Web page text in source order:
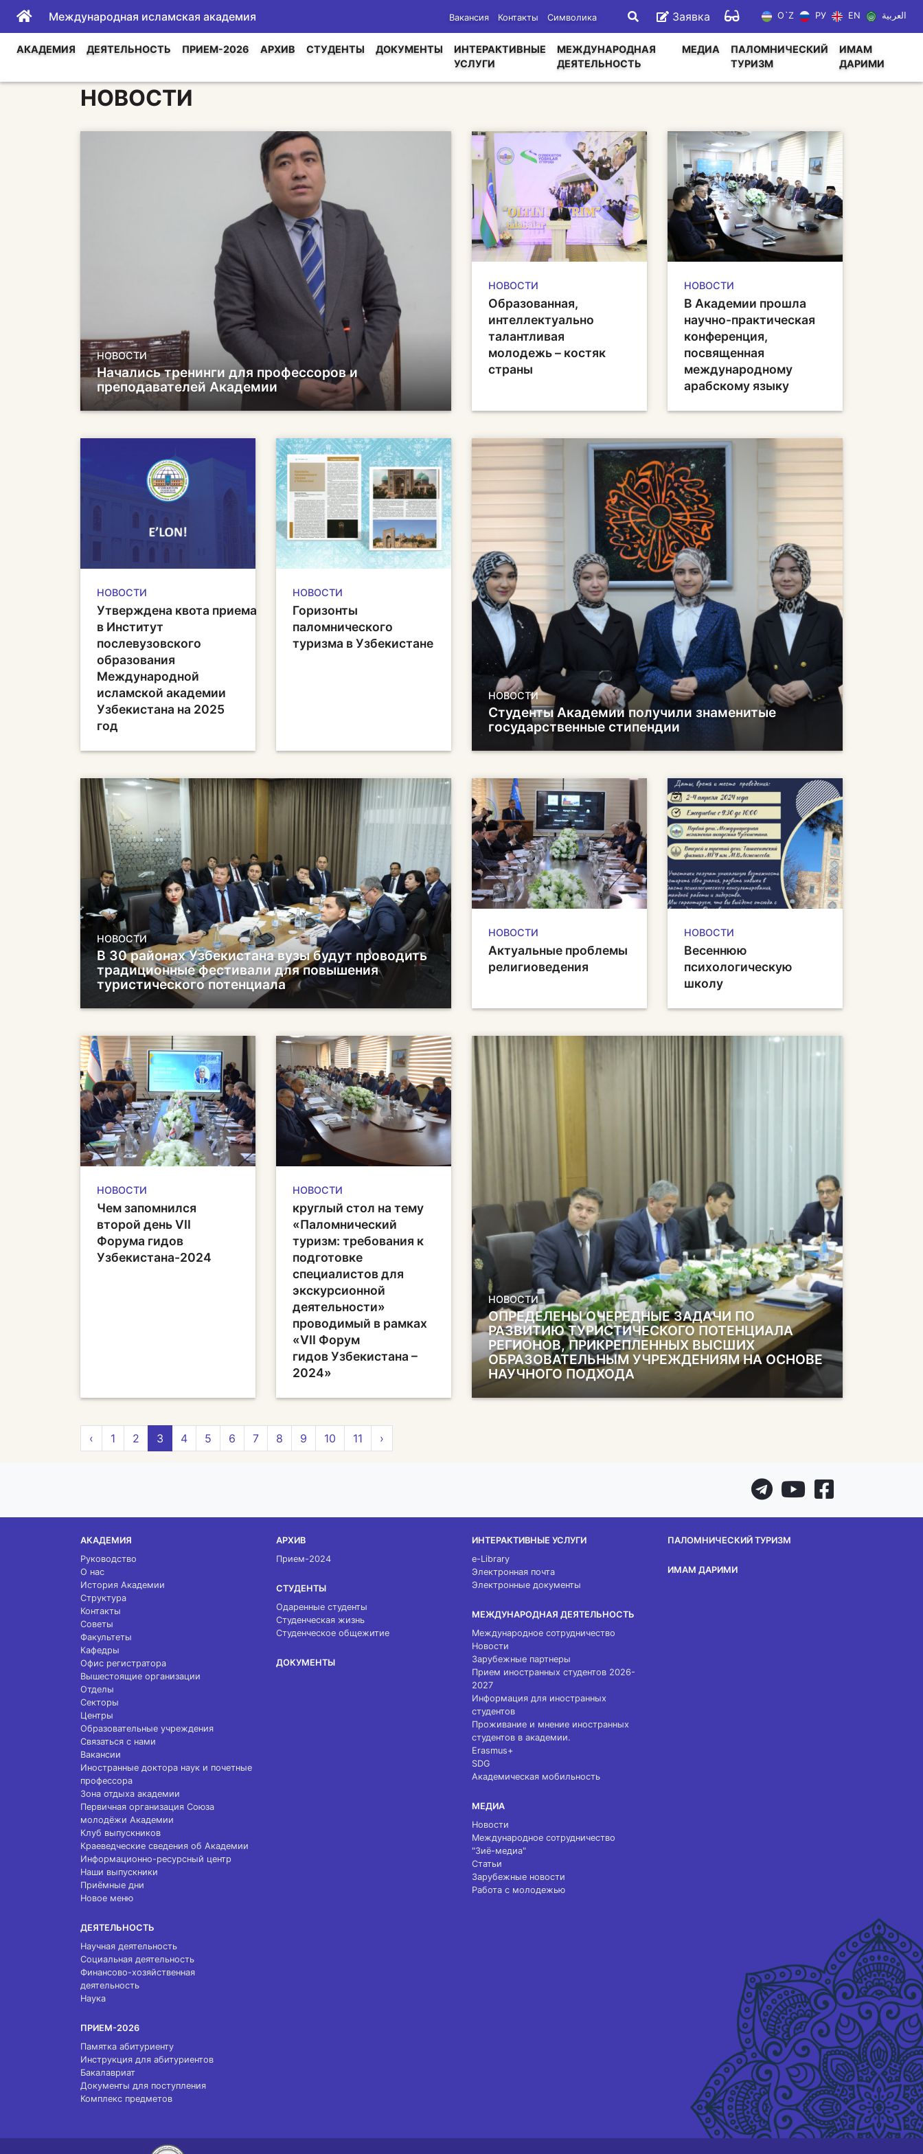
Международная исламская академия Вакансия Контакты Символика Заявка O`Z РУ EN العربية
АКАДЕМИЯ ДЕЯТЕЛЬНОСТЬ ПРИЕМ-2026 АРХИВ СТУДЕНТЫ ДОКУМЕНТЫ
ИНТЕРАКТИВНЫЕ
УСЛУГИ
МЕЖДУНАРОДНАЯ
ДЕЯТЕЛЬНОСТЬ
МЕДИА
ПАЛОМНИЧЕСКИЙ
ТУРИЗМ
ИМАМ
ДАРИМИ
НОВОСТИ
НОВОСТИ
Начались тренинги для профессоров и
преподавателей Академии
НОВОСТИ
Образованная,
интеллектуально
талантливая
молодежь – костяк
страны
НОВОСТИ
В Академии прошла
научно-практическая
конференция,
посвященная
международному
арабскому языку
НОВОСТИ
Студенты Академии получили знаменитые
государственные стипендии
НОВОСТИ
Утверждена квота приема
в Институт
послевузовского
образования
Международной
исламской академии
Узбекистана на 2025
год
НОВОСТИ
Горизонты
паломнического
туризма в Узбекистане
НОВОСТИ
В 30 районах Узбекистана вузы будут проводить
традиционные фестивали для повышения
туристического потенциала
НОВОСТИ
Актуальные проблемы
религиоведения
НОВОСТИ
Весеннюю
психологическую
школу
НОВОСТИ
ОПРЕДЕЛЕНЫ ОЧЕРЕДНЫЕ ЗАДАЧИ ПО
РАЗВИТИЮ ТУРИСТИЧЕСКОГО ПОТЕНЦИАЛА
РЕГИОНОВ, ПРИКРЕПЛЕННЫХ ВЫСШИХ
ОБРАЗОВАТЕЛЬНЫМ УЧРЕЖДЕНИЯМ НА ОСНОВЕ
НАУЧНОГО ПОДХОДА
НОВОСТИ
Чем запомнился
второй день VII
Форума гидов
Узбекистана-2024
НОВОСТИ
круглый стол на тему
«Паломнический
туризм: требования к
подготовке
специалистов для
экскурсионной
деятельности»
проводимый в рамках
«VII Форум
гидов Узбекистана –
2024»
‹ 1 2 3 4 5 6 7 8 9 10 11 ›
АКАДЕМИЯ
Руководство
О нас
История Академии
Структура
Контакты
Советы
Факультеты
Кафедры
Офис регистратора
Вышестоящие организации
Отделы
Секторы
Центры
Образовательные учреждения
Связаться с нами
Вакансии
Иностранные доктора наук и почетные
профессора
Зона отдыха академии
Первичная организация Союза
молодёжи Академии
Клуб выпускников
Краеведческие сведения об Академии
Информационно-ресурсный центр
Наши выпускники
Приёмные дни
Новое меню
ДЕЯТЕЛЬНОСТЬ
Научная деятельность
Социальная деятельность
Финансово-хозяйственная
деятельность
Наука
ПРИЕМ-2026
Памятка абитуриенту
Инструкция для абитуриентов
Бакалавриат
Документы для поступления
Комплекс предметов
АРХИВ
Прием-2024
СТУДЕНТЫ
Одаренные студенты
Студенческая жизнь
Студенческое общежитие
ДОКУМЕНТЫ
ИНТЕРАКТИВНЫЕ УСЛУГИ
e-Library
Электронная почта
Электронные документы
МЕЖДУНАРОДНАЯ ДЕЯТЕЛЬНОСТЬ
Международное сотрудничество
Новости
Зарубежные партнеры
Прием иностранных студентов 2026-
2027
Информация для иностранных
студентов
Проживание и мнение иностранных
студентов в академии.
Erasmus+
SDG
Академическая мобильность
МЕДИА
Новости
Международное сотрудничество
"Зиё-медиа"
Статьи
Зарубежные новости
Работа с молодежью
ПАЛОМНИЧЕСКИЙ ТУРИЗМ
ИМАМ ДАРИМИ